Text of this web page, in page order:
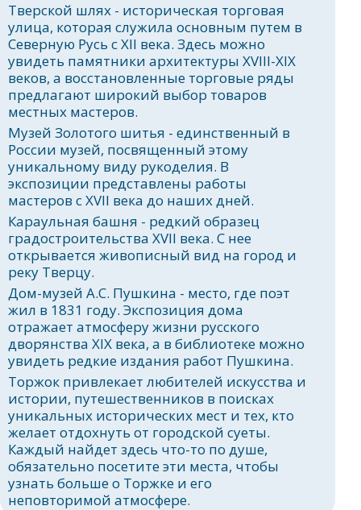
Тверской шлях - историческая торговая
улица, которая служила основным путем в
Северную Русь с XII века. Здесь можно
увидеть памятники архитектуры XVIII-XIX
веков, а восстановленные торговые ряды
предлагают широкий выбор товаров
местных мастеров.
Музей Золотого шитья - единственный в
России музей, посвященный этому
уникальному виду рукоделия. В
экспозиции представлены работы
мастеров с XVII века до наших дней.
Караульная башня - редкий образец
градостроительства XVII века. С нее
открывается живописный вид на город и
реку Тверцу.
Дом-музей А.С. Пушкина - место, где поэт
жил в 1831 году. Экспозиция дома
отражает атмосферу жизни русского
дворянства XIX века, а в библиотеке можно
увидеть редкие издания работ Пушкина.
Торжок привлекает любителей искусства и
истории, путешественников в поисках
уникальных исторических мест и тех, кто
желает отдохнуть от городской суеты.
Каждый найдет здесь что-то по душе,
обязательно посетите эти места, чтобы
узнать больше о Торжке и его
неповторимой атмосфере.